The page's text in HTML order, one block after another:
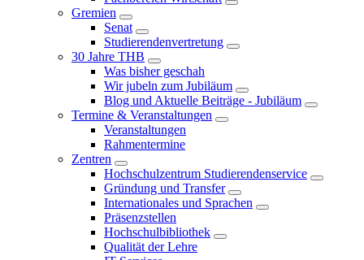
Gremien
Senat
Studierendenvertretung
30 Jahre THB
Was bisher geschah
Wir jubeln zum Jubiläum
Blog und Aktuelle Beiträge - Jubiläum
Termine & Veranstaltungen
Veranstaltungen
Rahmentermine
Zentren
Hochschulzentrum Studierendenservice
Gründung und Transfer
Internationales und Sprachen
Präsenzstellen
Hochschulbibliothek
Qualität der Lehre